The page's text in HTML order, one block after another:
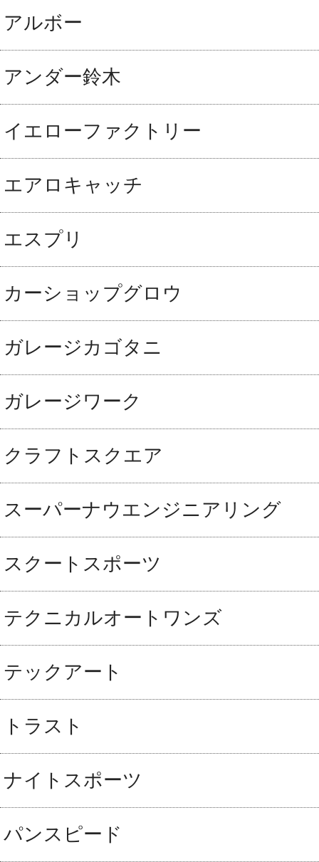
アルボー
アンダー鈴木
イエローファクトリー
エアロキャッチ
エスプリ
カーショップグロウ
ガレージカゴタニ
ガレージワーク
クラフトスクエア
スーパーナウエンジニアリング
スクートスポーツ
テクニカルオートワンズ
テックアート
トラスト
ナイトスポーツ
パンスピード